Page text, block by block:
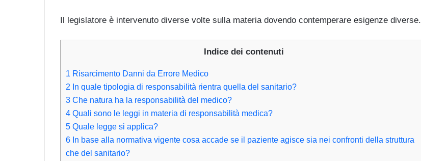
Il legislatore è intervenuto diverse volte sulla materia dovendo contemperare esigenze diverse.
Indice dei contenuti
1 Risarcimento Danni da Errore Medico
2 In quale tipologia di responsabilità rientra quella del sanitario?
3 Che natura ha la responsabilità del medico?
4 Quali sono le leggi in materia di responsabilità medica?
5 Quale legge si applica?
6 In base alla normativa vigente cosa accade se il paziente agisce sia nei confronti della struttura
che del sanitario?